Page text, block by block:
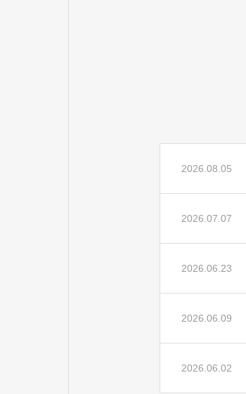
2026.08.05
2026.07.07
2026.06.23
2026.06.09
2026.06.02